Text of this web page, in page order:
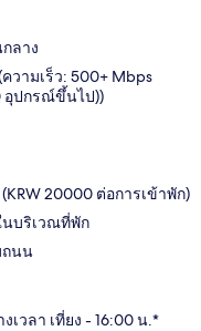
ลาง
วามเร็ว: 500+ Mbps
อุปกรณ์ขึ้นไป))
20000 ต่อการเข้าพัก)
บริเวณที่พัก
ถนน
เวลา เที่ยง - 16:00 น.*